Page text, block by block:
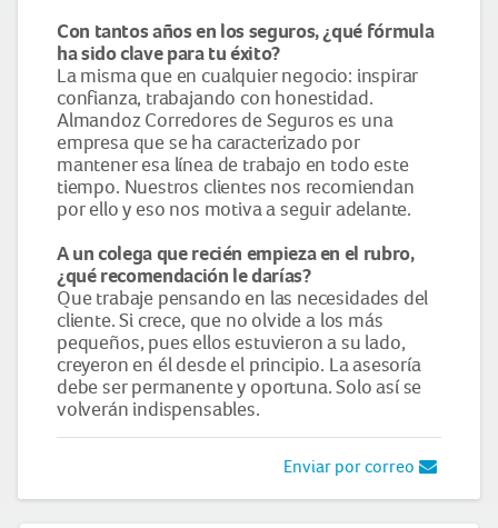
Con tantos años en los seguros, ¿qué fórmula
ha sido clave para tu éxito?
La misma que en cualquier negocio: inspirar
confianza, trabajando con honestidad.
Almandoz Corredores de Seguros es una
empresa que se ha caracterizado por
mantener esa línea de trabajo en todo este
tiempo. Nuestros clientes nos recomiendan
por ello y eso nos motiva a seguir adelante.
A un colega que recién empieza en el rubro,
¿qué recomendación le darías?
Que trabaje pensando en las necesidades del
cliente. Si crece, que no olvide a los más
pequeños, pues ellos estuvieron a su lado,
creyeron en él desde el principio. La asesoría
debe ser permanente y oportuna. Solo así se
volverán indispensables.
Enviar por correo